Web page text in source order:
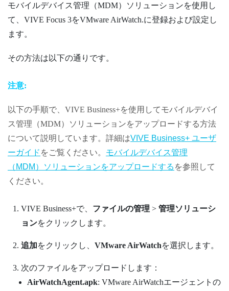
モバイルデバイス管理（MDM）ソリューションを使用し
て、 VIVE Focus 3をVMware AirWatch.に登録および設定し
ます。
その方法は以下の通りです。
注意:
以下の手順で、 VIVE Business+を使用してモバイルデバイ
ス管理（MDM）ソリューションをアップロードする方法
について説明しています。詳細はVIVE Business+ ユーザ
ーガイド をご覧ください。 モバイルデバイス管理
（MDM）ソリューションをアップロードする を参照して
ください。
VIVE Business+で、 ファイルの管理 > 管理ソリューシ
ョンをクリックします。
追加をクリックし、 VMware AirWatchを選択します。
次のファイルをアップロードします：
AirWatchAgent.apk: VMware AirWatchエージェントの